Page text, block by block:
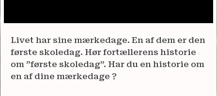
Livet har sine mærkedage. En af dem er den
første skoledag. Hør fortællerens historie
om ”første skoledag”. Har du en historie om
en af dine mærkedage ?